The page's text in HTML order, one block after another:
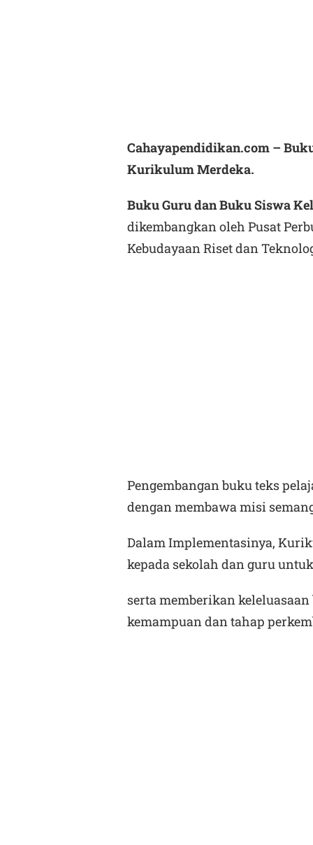
Cahayapendidikan.com –
Kurikulum Merdeka.
Buku Guru dan Buku Siswa
dikembangkan oleh Pusat
Kebudayaan Riset dan
Pengembangan buku teks
dengan membawa misi
Dalam Implementasinya,
kepada sekolah dan guru
serta memberikan
kemampuan dan tahap